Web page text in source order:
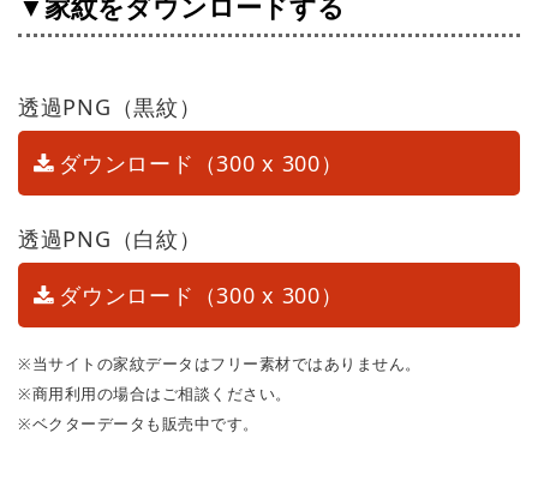
▼家紋をダウンロードする
透過PNG（黒紋）
ダウンロード（300 x 300）
透過PNG（白紋）
ダウンロード（300 x 300）
※当サイトの家紋データはフリー素材ではありません。
※商用利用の場合はご相談ください。
※ベクターデータも販売中です。